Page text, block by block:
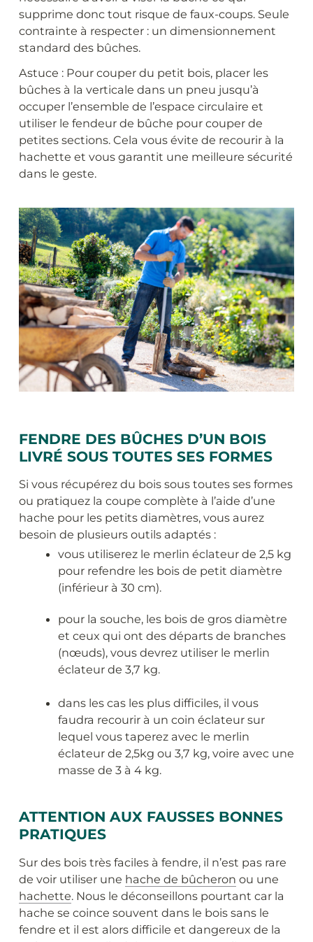
supprime donc tout risque de faux-coups. Seule
contrainte à respecter : un dimensionnement
standard des bûches.
Astuce : Pour couper du petit bois, placer les
bûches à la verticale dans un pneu jusqu’à
occuper l’ensemble de l’espace circulaire et
utiliser le fendeur de bûche pour couper de
petites sections. Cela vous évite de recourir à la
hachette et vous garantit une meilleure sécurité
dans le geste.
FENDRE DES BÛCHES D’UN BOIS
LIVRÉ SOUS TOUTES SES FORMES
Si vous récupérez du bois sous toutes ses formes
ou pratiquez la coupe complète à l’aide d’une
hache pour les petits diamètres, vous aurez
besoin de plusieurs outils adaptés :
vous utiliserez le merlin éclateur de 2,5 kg
pour refendre les bois de petit diamètre
(inférieur à 30 cm).
pour la souche, les bois de gros diamètre
et ceux qui ont des départs de branches
(nœuds), vous devrez utiliser le merlin
éclateur de 3,7 kg.
dans les cas les plus difficiles, il vous
faudra recourir à un coin éclateur sur
lequel vous taperez avec le merlin
éclateur de 2,5kg ou 3,7 kg, voire avec une
masse de 3 à 4 kg.
ATTENTION AUX FAUSSES BONNES
PRATIQUES
Sur des bois très faciles à fendre, il n’est pas rare
de voir utiliser une hache de bûcheron ou une
hachette. Nous le déconseillons pourtant car la
hache se coince souvent dans le bois sans le
fendre et il est alors difficile et dangereux de la